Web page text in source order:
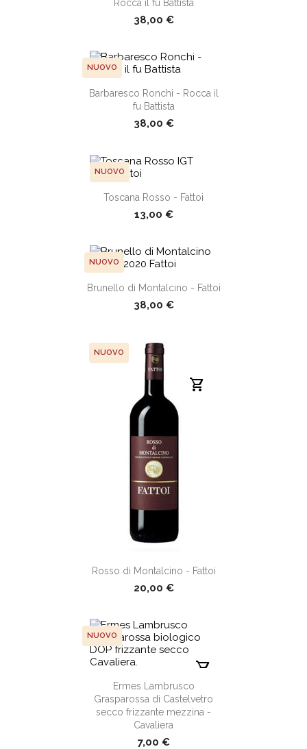
Rocca il fu Battista
38,00 €
shopping_cart
Barbaresco Ronchi - Rocca il
fu Battista
38,00 €
NUOVO
shopping_cart
Toscana Rosso - Fattoi
13,00 €
NUOVO
shopping_cart
Brunello di Montalcino - Fattoi
38,00 €
NUOVO
shopping_cart
Rosso di Montalcino - Fattoi
20,00 €
NUOVO
shopping_cart
Ermes Lambrusco
Grasparossa di Castelvetro
secco frizzante mezzina -
Cavaliera
7,00 €
NUOVO